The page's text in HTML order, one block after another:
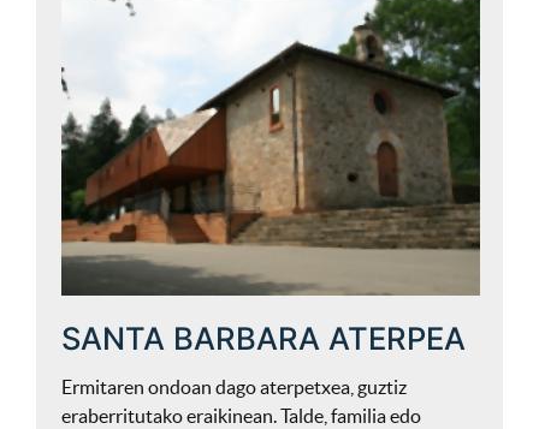
SANTA BARBARA ATERPEA
Ermitaren ondoan dago aterpetxea, guztiz
eraberritutako eraikinean. Talde, familia edo